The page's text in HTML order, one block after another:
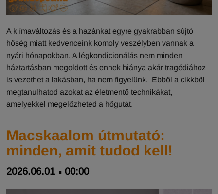
A klímaváltozás és a hazánkat egyre gyakrabban sújtó
hőség miatt kedvenceink komoly veszélyben vannak a
nyári hónapokban. A légkondicionálás nem minden
háztartásban megoldott és ennek hiánya akár tragédiához
is vezethet a lakásban, ha nem figyelünk. Ebből a cikkből
megtanulhatod azokat az életmentő technikákat,
amelyekkel megelőzheted a hőgutát.
Macskaalom útmutató:
minden, amit tudod kell!
2026.06.01 00:00